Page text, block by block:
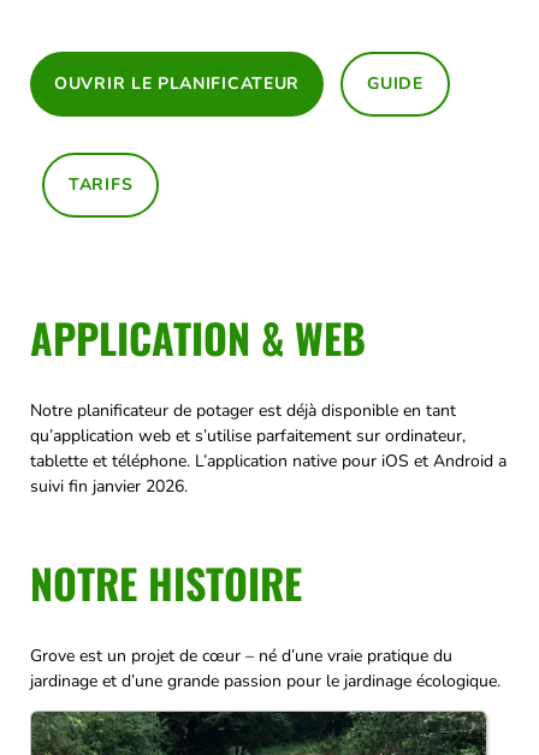
OUVRIR LE PLANIFICATEUR GUIDE
TARIFS
APPLICATION & WEB
Notre planificateur de potager est déjà disponible en tant
qu’application web et s’utilise parfaitement sur ordinateur,
tablette et téléphone. L’application native pour iOS et Android a
suivi fin janvier 2026.
NOTRE HISTOIRE
Grove est un projet de cœur – né d’une vraie pratique du
jardinage et d’une grande passion pour le jardinage écologique.